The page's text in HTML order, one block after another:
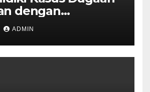
dengan
di Counter HP
Ambarawa.
ADMIN